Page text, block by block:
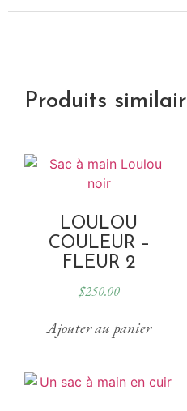
Produits
LOULOU
COULEUR –
FLEUR 2
$250.00
Ajouter au panier